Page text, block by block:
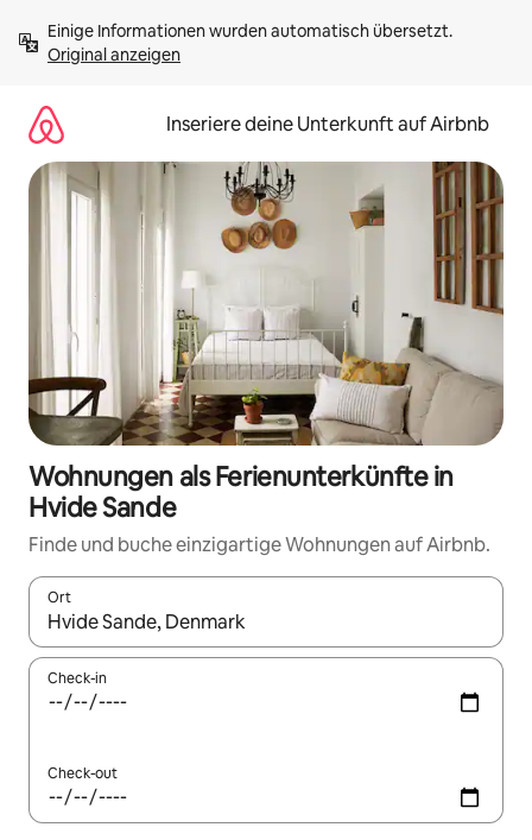
Inhalten
springenOriginal anzeigen
Inseriere deine Unterkunft auf Airbnb
Wohnungen als Ferienunterkünfte in
Hvide Sande
Finde und buche einzigartige Wohnungen auf Airbnb.
Ort
Wenn Ergebnisse verfügbar sind, navigiere mit den
Check-in
Check-out